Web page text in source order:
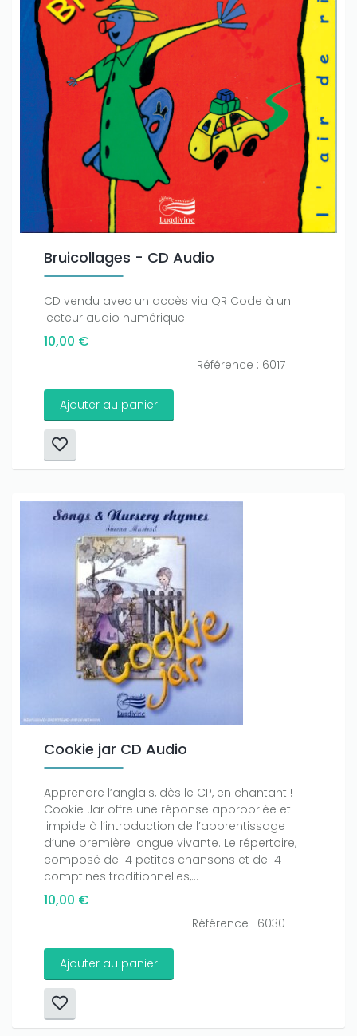
Bruicollages - CD Audio
CD vendu avec un accès via QR Code à un
lecteur audio numérique.
10,00 €
Référence : 6017
Ajouter au panier
Cookie jar CD Audio
Apprendre l’anglais, dès le CP, en chantant !
Cookie Jar offre une réponse appropriée et
limpide à l’introduction de l’apprentissage
d’une première langue vivante. Le répertoire,
composé de 14 petites chansons et de 14
comptines traditionnelles,...
10,00 €
Référence : 6030
Ajouter au panier